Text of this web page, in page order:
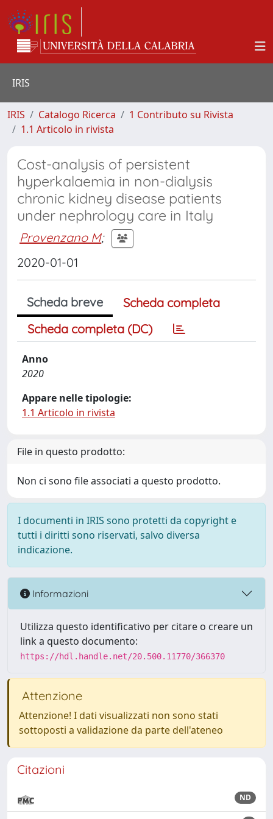
IRIS
IRIS Catalogo Ricerca
1 Contributo su Rivista
1.1 Articolo in rivista
Cost-analysis of persistent
hyperkalaemia in non-dialysis
chronic kidney disease patients
under nephrology care in Italy
Provenzano M;
2020-01-01
Scheda breve
Scheda completa
Scheda completa (DC)
Anno
2020
Appare nelle tipologie:
1.1 Articolo in rivista
File in questo prodotto:
Non ci sono file associati a questo prodotto.
I documenti in IRIS sono protetti da copyright e
tutti i diritti sono riservati, salvo diversa
indicazione.
Informazioni
Utilizza questo identificativo per citare o creare un
link a questo documento:
https://hdl.handle.net/20.500.11770/366370
Attenzione
Attenzione! I dati visualizzati non sono stati
sottoposti a validazione da parte dell'ateneo
Citazioni
ND